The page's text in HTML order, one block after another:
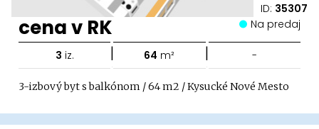
ID: 35307
cena v RK Na predaj
3 iz. | 64 m² | -
3-izbový byt s balkónom / 64 m2 / Kysucké Nové Mesto